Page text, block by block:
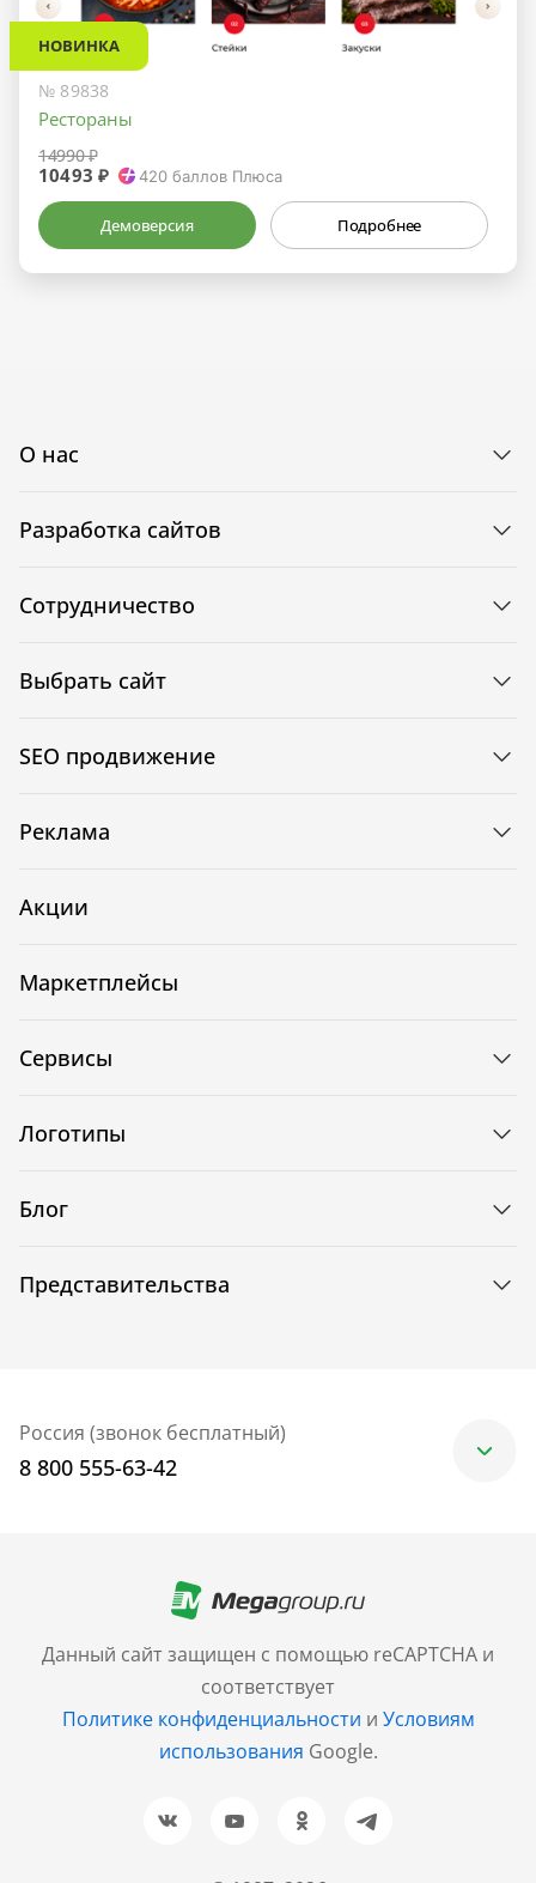
НОВИНКА
№ 89838
Рестораны
14990 ₽
10493 ₽ 420 баллов Плюса
Демоверсия Подробнее
Данный сайт защищен с помощью reCAPTCHA и
соответствует
Политике конфиденциальности и Условиям
использования Google.
О нас
Разработка сайтов
Сотрудничество
Выбрать сайт
SEO продвижение
Реклама
Акции
Маркетплейсы
Сервисы
Логотипы
Блог
Представительства
Россия (звонок бесплатный)
8 800 555-63-42
+7 (499) 705-30-10
Санкт-Петербург
+7 (812) 600-77-33
Барнаул
+7 (961) 999-93-93
Новосибирск